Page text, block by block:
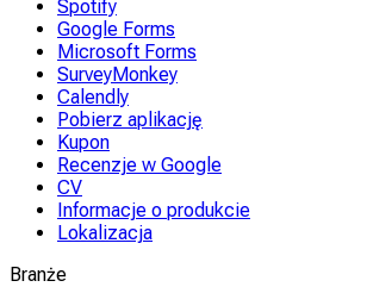
Spotify
Google Forms
Microsoft Forms
SurveyMonkey
Calendly
Pobierz aplikację
Kupon
Recenzje w Google
CV
Informacje o produkcie
Lokalizacja
Branże